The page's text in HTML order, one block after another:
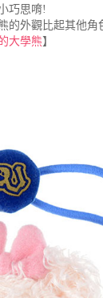
巧思唷!
的外觀比起其他
大學熊】